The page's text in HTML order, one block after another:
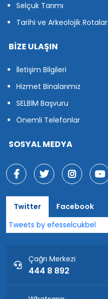
Selçuk Tarımı
Tarihi ve Arkeolojik Rotalar
BİZE ULAŞIN
İletişim Bilgileri
Hizmet Binalarımız
SELBİM Başvuru
Önemli Telefonlar
SOSYAL MEDYA
Twitter
Facebook
Tweets by efesselcukbel
Çağrı Merkezi
444 8 892